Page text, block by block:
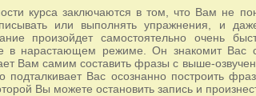
курса заключаются в том, что Вам не
или выполнять упражнения, и
произойдет самостоятельно очень
в нарастающем режиме. Он знакомит Вас
Вам самим составить фразы с выше-
подталкивает Вас осознанно построить
Вы можете остановить запись и